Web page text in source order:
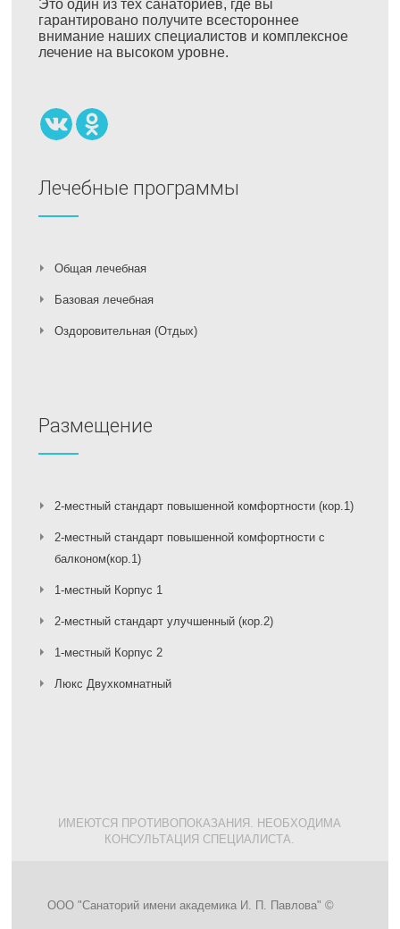
Это один из тех санаториев, где вы
гарантировано получите всестороннее
внимание наших специалистов и комплексное
лечение на высоком уровне.
Лечебные программы
Общая лечебная
Базовая лечебная
Оздоровительная (Отдых)
Размещение
2-местный стандарт повышенной комфортности (кор.1)
2-местный стандарт повышенной комфортности с
балконом(кор.1)
1-местный Корпус 1
2-местный стандарт улучшенный (кор.2)
1-местный Корпус 2
Люкс Двухкомнатный
ИМЕЮТСЯ ПРОТИВОПОКАЗАНИЯ. НЕОБХОДИМА
КОНСУЛЬТАЦИЯ СПЕЦИАЛИСТА.
ООО "Санаторий имени академика И. П. Павлова" ©